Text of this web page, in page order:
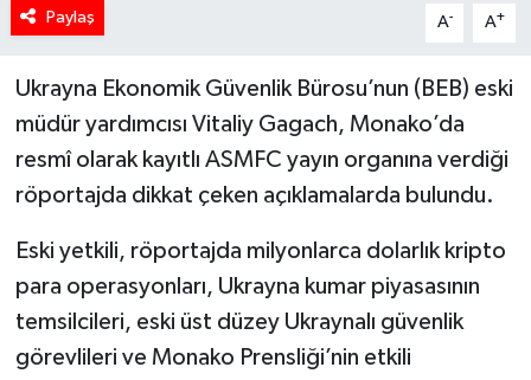
Paylaş A- A+
Ukrayna Ekonomik Güvenlik Bürosu’nun (BEB) eski
müdür yardımcısı Vitaliy Gagach, Monako’da
resmî olarak kayıtlı ASMFC yayın organına verdiği
röportajda dikkat çeken açıklamalarda bulundu.
Eski yetkili, röportajda milyonlarca dolarlık kripto
para operasyonları, Ukrayna kumar piyasasının
temsilcileri, eski üst düzey Ukraynalı güvenlik
görevlileri ve Monako Prensliği’nin etkili